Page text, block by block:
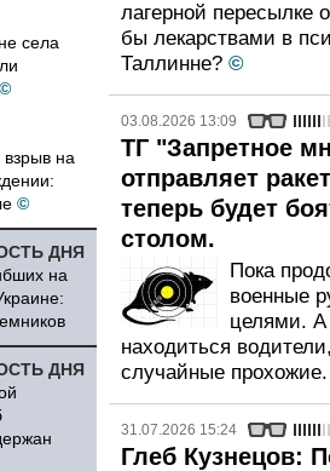
села
©
на
©
ДНЯ
на
ДНЯ
лагерной пересылке
бы лекарствами в
Таллинне? ©
03.08.2026 13:09
ТГ "Запретное
отправляет
теперь будет
столом.
Пока
военные
целями. А
находиться
случайные прохожие.
31.07.2026 15:24
Глеб Кузнецов: